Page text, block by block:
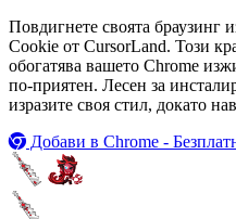
Повдигнете своята браузинг
Cookie от CursorLand. Този
обогатява вашето Chrome
по-приятен. Лесен за
изразите своя стил, докато
Добави в Chrome -